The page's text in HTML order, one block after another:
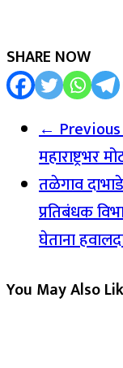
SHARE NOW
← Previous
महाराष्ट्रभर
तळेगाव
प्रतिबंधक
घेताना
You May Also